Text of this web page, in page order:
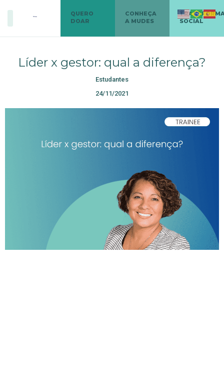
QUERO
DOAR
CONHEÇA
A MUDES
SOCIAL
Líder x gestor: qual a diferença?
Estudantes
24/11/2021